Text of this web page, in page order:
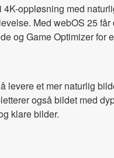
oppløsning med
Med webOS 25
og Game Optimizer for
levere et mer naturlig
også bildet med
klare bilder.